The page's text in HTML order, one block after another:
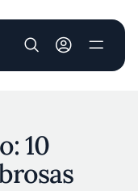
User account
10